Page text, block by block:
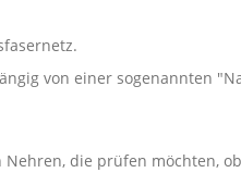
von einer sogenannten
die prüfen möchten,